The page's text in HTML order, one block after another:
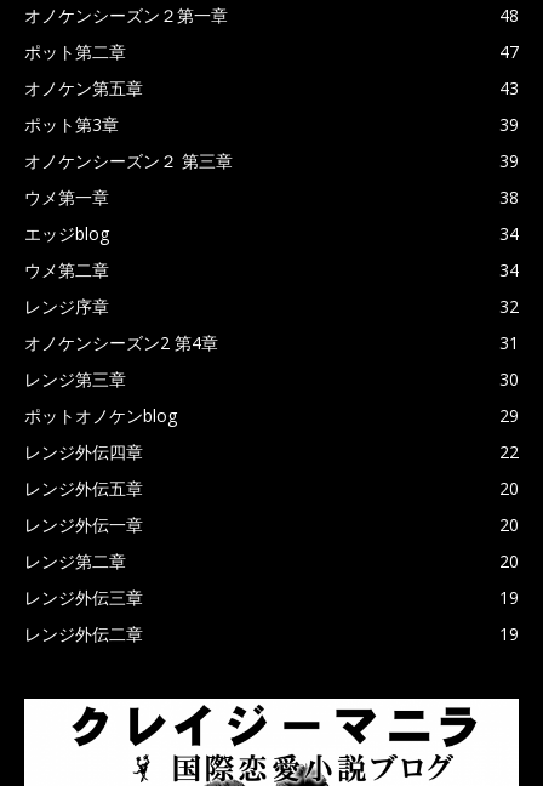
オノケンシーズン２第一章
48
ポット第二章
47
オノケン第五章
43
ポット第3章
39
オノケンシーズン２ 第三章
39
ウメ第一章
38
エッジblog
34
ウメ第二章
34
レンジ序章
32
オノケンシーズン2 第4章
31
レンジ第三章
30
ポットオノケンblog
29
レンジ外伝四章
22
レンジ外伝五章
20
レンジ外伝一章
20
レンジ第二章
20
レンジ外伝三章
19
レンジ外伝二章
19